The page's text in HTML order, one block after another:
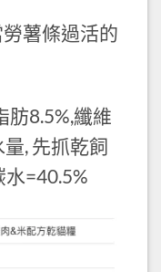
薯條過活的
肪8.5%,纖維
, 先抓乾飼
=40.5%